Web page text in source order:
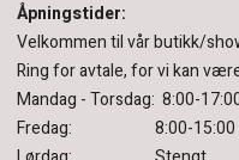
Åpningstider:
Velkommen til vår butikk/
Ring for avtale, for vi kan
Mandag - Torsdag: 8:00-
Fredag: 8:00-15:00